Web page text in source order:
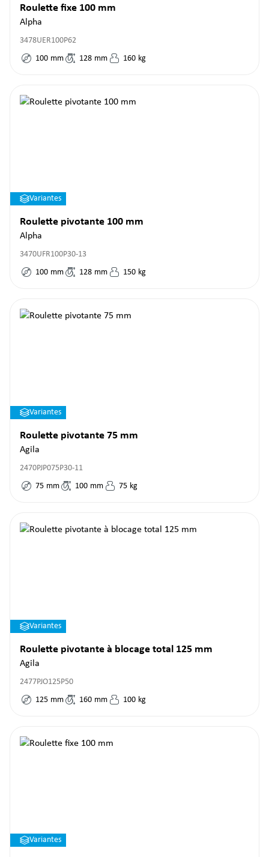
Roulette fixe 100 mm
Alpha
3478UER100P62
100 mm 128 mm 160 kg
Variantes
Roulette pivotante 100 mm
Alpha
3470UFR100P30-13
100 mm 128 mm 150 kg
Variantes
Roulette pivotante 75 mm
Agila
2470PJP075P30-11
75 mm 100 mm 75 kg
Variantes
Roulette pivotante à blocage total 125 mm
Agila
2477PJO125P50
125 mm 160 mm 100 kg
Variantes